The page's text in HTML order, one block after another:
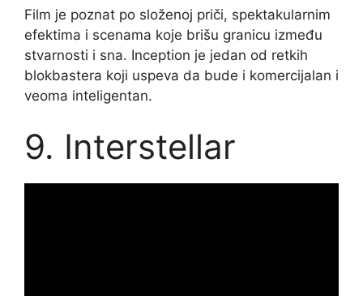
Film je poznat po složenoj priči, spektakularnim
efektima i scenama koje brišu granicu između
stvarnosti i sna. Inception je jedan od retkih
blokbastera koji uspeva da bude i komercijalan i
veoma inteligentan.
9. Interstellar